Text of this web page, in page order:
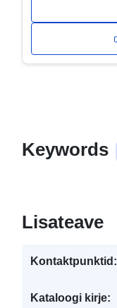
Keywords
Lisateave
Kontaktpunktid:
Kataloogi kirje: